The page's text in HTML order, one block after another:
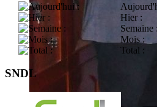
Hier :
Semaine :
Mois :
Total :
SNDL